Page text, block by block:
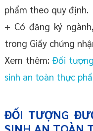
phẩm theo quy định.
+ Có đăng ký
trong Giấy chứng
Xem thêm: Đối
sinh an toàn thực
ĐỐI TƯỢNG